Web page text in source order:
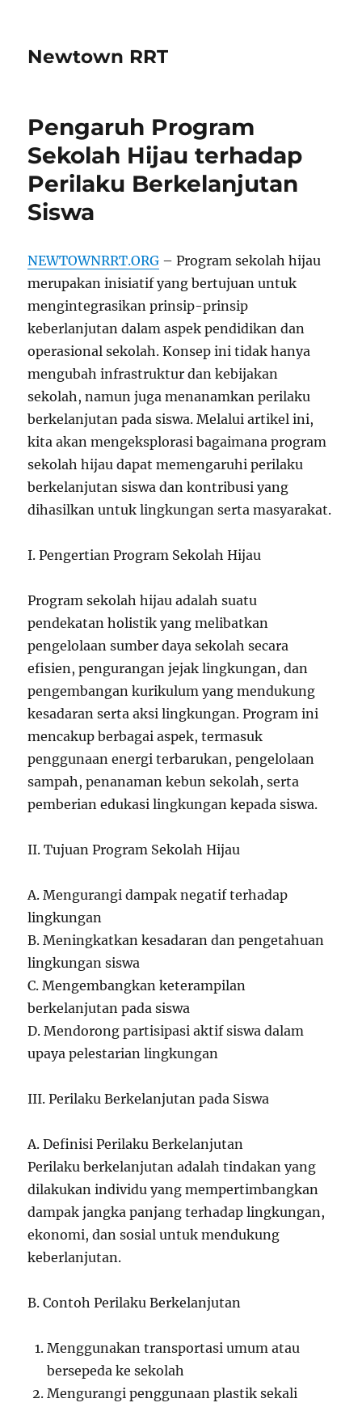
Newtown RRT
Pengaruh Program
Sekolah Hijau terhadap
Perilaku Berkelanjutan
Siswa
NEWTOWNRRT.ORG – Program sekolah hijau
merupakan inisiatif yang bertujuan untuk
mengintegrasikan prinsip-prinsip
keberlanjutan dalam aspek pendidikan dan
operasional sekolah. Konsep ini tidak hanya
mengubah infrastruktur dan kebijakan
sekolah, namun juga menanamkan perilaku
berkelanjutan pada siswa. Melalui artikel ini,
kita akan mengeksplorasi bagaimana program
sekolah hijau dapat memengaruhi perilaku
berkelanjutan siswa dan kontribusi yang
dihasilkan untuk lingkungan serta masyarakat.
I. Pengertian Program Sekolah Hijau
Program sekolah hijau adalah suatu
pendekatan holistik yang melibatkan
pengelolaan sumber daya sekolah secara
efisien, pengurangan jejak lingkungan, dan
pengembangan kurikulum yang mendukung
kesadaran serta aksi lingkungan. Program ini
mencakup berbagai aspek, termasuk
penggunaan energi terbarukan, pengelolaan
sampah, penanaman kebun sekolah, serta
pemberian edukasi lingkungan kepada siswa.
II. Tujuan Program Sekolah Hijau
A. Mengurangi dampak negatif terhadap
lingkungan
B. Meningkatkan kesadaran dan pengetahuan
lingkungan siswa
C. Mengembangkan keterampilan
berkelanjutan pada siswa
D. Mendorong partisipasi aktif siswa dalam
upaya pelestarian lingkungan
III. Perilaku Berkelanjutan pada Siswa
A. Definisi Perilaku Berkelanjutan
Perilaku berkelanjutan adalah tindakan yang
dilakukan individu yang mempertimbangkan
dampak jangka panjang terhadap lingkungan,
ekonomi, dan sosial untuk mendukung
keberlanjutan.
B. Contoh Perilaku Berkelanjutan
Menggunakan transportasi umum atau
bersepeda ke sekolah
Mengurangi penggunaan plastik sekali